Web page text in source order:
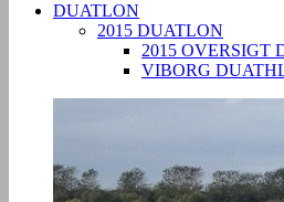
DUATLON
2015 DUATLON
2015 OVERSIGT
VIBORG